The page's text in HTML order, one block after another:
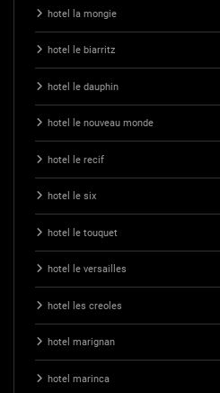
hotel la mongie
hotel le biarritz
hotel le dauphin
hotel le nouveau monde
hotel le recif
hotel le six
hotel le touquet
hotel le versailles
hotel les creoles
hotel marignan
hotel marinca